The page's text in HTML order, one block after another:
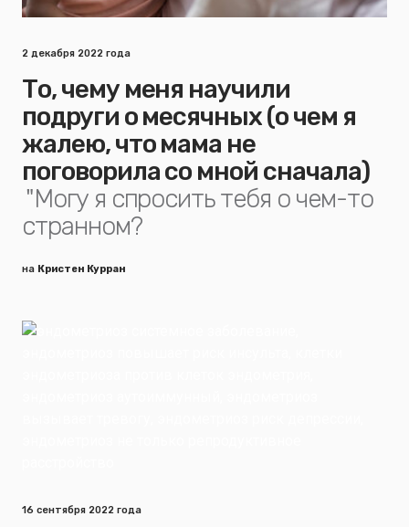
2 декабря 2022 года
То, чему меня научили
подруги о месячных (о чем я
жалею, что мама не
поговорила со мной сначала)
"Могу я спросить тебя о чем-то
странном?
на Кристен Курран
16 сентября 2022 года